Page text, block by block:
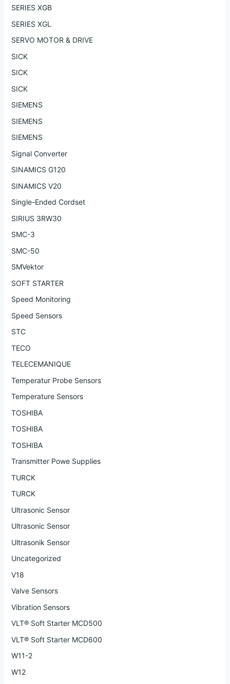
SERIES XGB
SERIES XGL
SERVO MOTOR & DRIVE
SICK
SICK
SICK
SIEMENS
SIEMENS
SIEMENS
Signal Converter
SINAMICS G120
SINAMICS V20
Single-Ended Cordset
SIRIUS 3RW30
SMC-3
SMC-50
SMVektor
SOFT STARTER
Speed Monitoring
Speed Sensors
STC
TECO
TELECEMANIQUE
Temperatur Probe Sensors
Temperature Sensors
TOSHIBA
TOSHIBA
TOSHIBA
Transmitter Powe Supplies
TURCK
TURCK
Ultrasonic Sensor
Ultrasonic Sensor
Ultrasonik Sensor
Uncategorized
V18
Valve Sensors
Vibration Sensors
VLT® Soft Starter MCD500
VLT® Soft Starter MCD600
W11-2
W12